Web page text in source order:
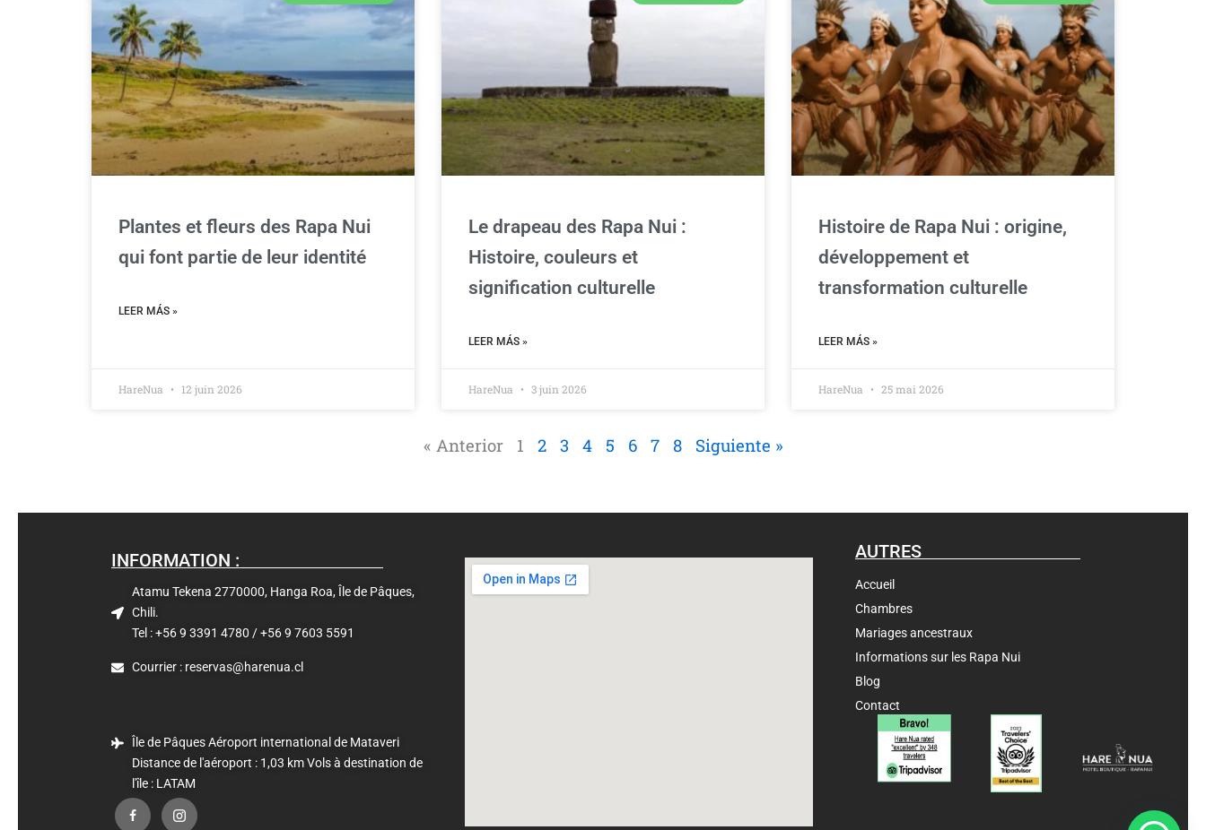
Plantes et fleurs des Rapa Nui
qui font partie de leur identité
LEER MÁS »
HareNua 12 juin 2026
Le drapeau des Rapa Nui :
Histoire, couleurs et
signification culturelle
LEER MÁS »
HareNua 3 juin 2026
Histoire de Rapa Nui : origine,
développement et
transformation culturelle
LEER MÁS »
HareNua 25 mai 2026
« Anterior 1 2 3 4 5 6 7 8 Siguiente »
INFORMATION :
Atamu Tekena 2770000, Hanga Roa, Île de Pâques,
Chili.
Tel : +56 9 3391 4780 / +56 9 7603 5591
Courrier : reservas@harenua.cl
Île de Pâques Aéroport international de Mataveri
Distance de l'aéroport : 1,03 km Vols à destination de
l'île : LATAM
AUTRES
Accueil
Chambres
Mariages ancestraux
Informations sur les Rapa Nui
Blog
Contact